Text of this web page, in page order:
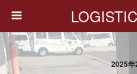
2025年